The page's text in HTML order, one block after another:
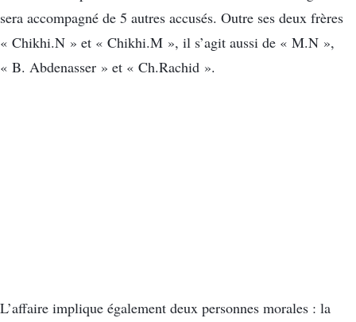
sera accompagné de 5 autres accusés. Outre ses deux frères
« Chikhi.N » et « Chikhi.M », il s’agit aussi de « M.N »,
« B. Abdenasser » et « Ch.Rachid ».
L’affaire implique également deux personnes morales : la